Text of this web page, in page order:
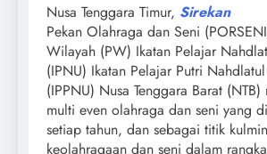
Nusa Tenggara Timur, Sirekan
Pekan Olahraga dan Seni
Wilayah (PW) Ikatan Pelajar
(IPNU) Ikatan Pelajar Putri
(IPPNU) Nusa Tenggara Barat (NTB)
multi even olahraga dan seni yang
setiap tahun, dan sebagai titik
keolahragaan dan seni dalam